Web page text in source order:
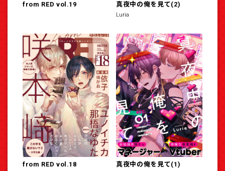
from RED vol.19 真夜中の俺を見て(2)
Luria
from RED vol.18 真夜中の俺を見て(1)